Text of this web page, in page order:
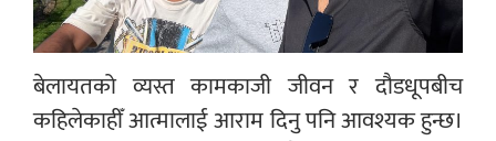
बेलायतको व्यस्त कामकाजी जीवन र दौडधूपबीच
कहिलेकाहीँ आत्मालाई आराम दिनु पनि आवश्यक हुन्छ।